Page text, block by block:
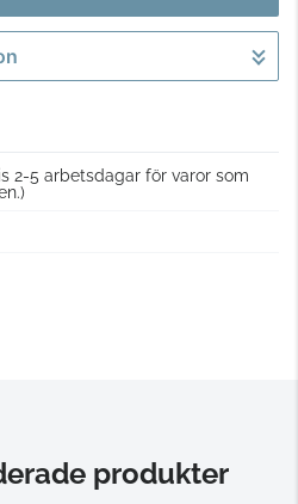
kassan
2-5 arbetsdagar för varor som
produkter